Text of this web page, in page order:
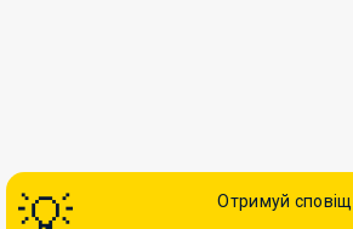
Отримуй